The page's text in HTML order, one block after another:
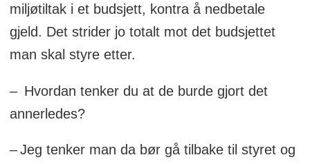
miljøtiltak i et budsjett, kontra å nedbetale
gjeld. Det strider jo totalt mot det budsjettet
man skal styre etter.
– Hvordan tenker du at de burde gjort det
annerledes?
– Jeg tenker man da bør gå tilbake til styret og